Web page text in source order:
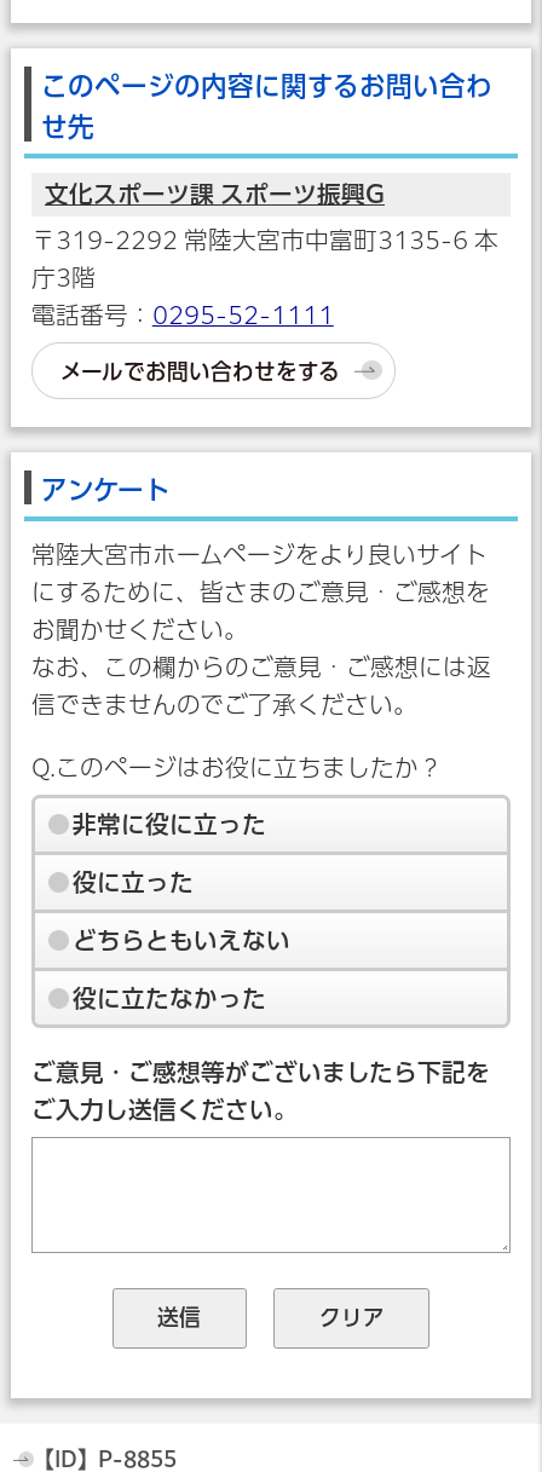
このページの内容に関するお問い合わ
せ先
文化スポーツ課 スポーツ振興G
〒319-2292 常陸大宮市中富町3135-6 本
庁3階
電話番号： 0295-52-1111
メールでお問い合わせをする
アンケート
常陸大宮市ホームページをより良いサイト
にするために、皆さまのご意見・ご感想を
お聞かせください。
なお、この欄からのご意見・ご感想には返
信できませんのでご了承ください。
Q.このページはお役に立ちましたか？
非常に役に立った
役に立った
どちらともいえない
役に立たなかった
ご意見・ご感想等がございましたら下記を
ご入力し送信ください。
【ID】 P-8855